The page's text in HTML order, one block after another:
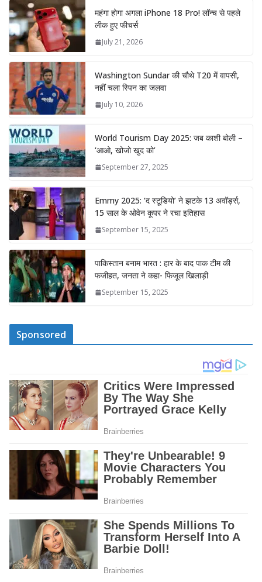
महंगा होगा अगला iPhone 18 Pro! लॉन्च से पहले
लीक हुए फीचर्स
July 21, 2026
Washington Sundar की चौथे T20 में वापसी,
नहीं चला स्पिन का जलवा
July 10, 2026
World Tourism Day 2025: जब काशी बोली –
‘आओ, खोजो खुद को’
September 27, 2025
Emmy 2025: ‘द स्टूडियो’ ने झटके 13 अवॉर्ड्स,
15 साल के ओवेन कूपर ने रचा इतिहास
September 15, 2025
पाकिस्तान बनाम भारत : हार के बाद पाक टीम की
फजीहत, जनता ने कहा- फिजूल खिलाड़ी
September 15, 2025
Sponsored